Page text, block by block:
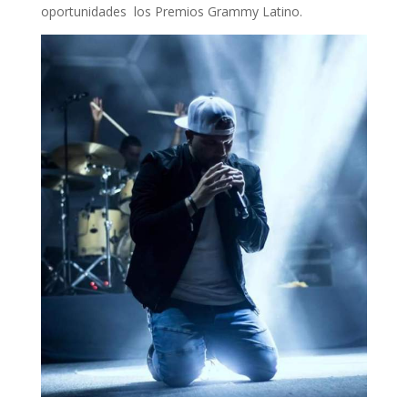
oportunidades los Premios Grammy Latino.